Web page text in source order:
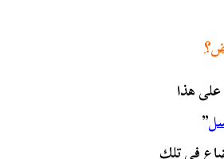
هذا
”
في تلك